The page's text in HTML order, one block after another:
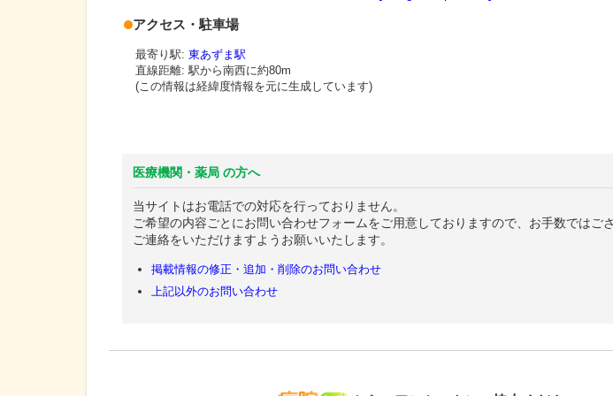
アクセス・駐車場
最寄り駅: 東あずま駅
直線距離: 駅から南西に約80m
(この情報は経緯度情報を元に生成しています)
医療機関・薬局 の方へ
当サイトはお電話での対応を行っておりません。
ご希望の内容ごとにお問い合わせフォームをご用意しておりますので、お手数ではご
ご連絡をいただけますようお願いいたします。
掲載情報の修正・追加・削除のお問い合わせ
上記以外のお問い合わせ